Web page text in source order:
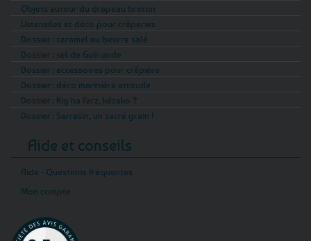
Objets autour du drapeau breton
Ustensiles et déco pour crêperies
Dossier : caramel au beurre salé
Dossier : sel de Guérande
Dossier : accessoires pour crêpière
Dossier : déco marinière attitude
Dossier : Kig ha Farz, kézako ?
Dossier : Sarrasin, un sacré grain !
Aide et conseils
Aide - Questions fréquentes
Mon compte